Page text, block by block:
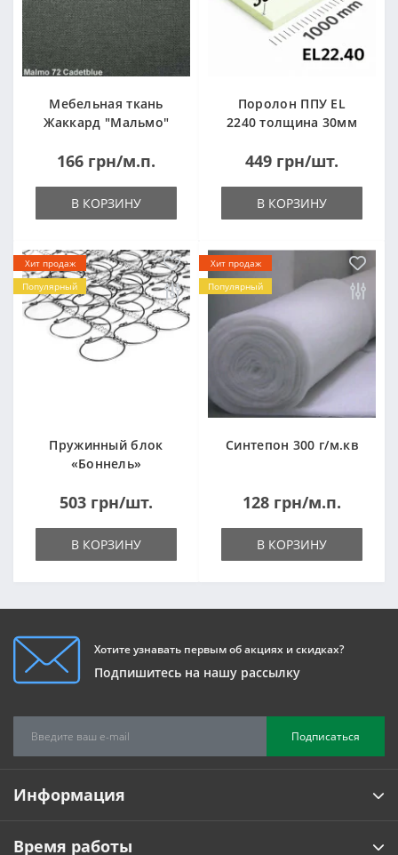
Мебельная ткань
Жаккард "Мальмо"
166 грн/м.п.
В КОРЗИНУ
Поролон ППУ EL
2240 толщина 30мм
(1000x2000мм)
449 грн/шт.
В КОРЗИНУ
Хит продаж
Популярный
Пружинный блок
«Боннель»
503 грн/шт.
В КОРЗИНУ
Хит продаж
Популярный
Синтепон 300 г/м.кв
128 грн/м.п.
В КОРЗИНУ
Хотите узнавать первым об акциях и скидках?
Подпишитесь на нашу рассылку
Подписаться
Информация
Время работы